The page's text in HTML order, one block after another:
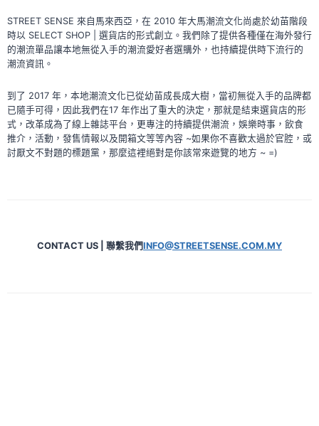
STREET SENSE 來自馬來西亞，在 2010 年大馬潮流文化尚處於幼苗階段
時以 SELECT SHOP | 選貨店的形式創立。我們除了提供各種僅在海外發行
的潮流單品讓本地無從入手的潮流愛好者選購外，也持續提供時下流行的
潮流資訊。
到了 2017 年，本地潮流文化已從幼苗成長成大樹，當初無從入手的品牌都
已隨手可得，因此我們在17 年作出了重大的決定，那就是結束選貨店的形
式，改革成為了線上雜誌平台，更專注的持續提供潮流，娛樂時事，飲食
推介，活動，發售情報以及開箱文等等內容 ~如果你不喜歡太過於官腔，或
討厭文不對題的標題黨，那麼這裡絕對是你該常來遊覽的地方 ~ =)
CONTACT US | 聯繫我們INFO@STREETSENSE.COM.MY